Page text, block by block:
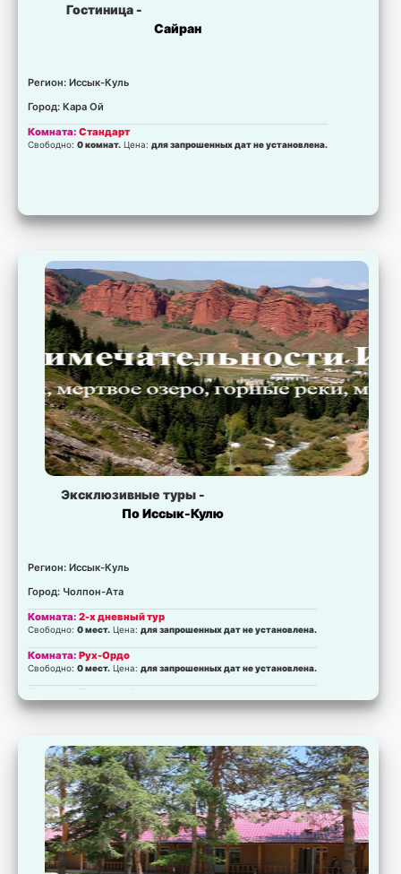
Гостиница -
Сайран
Регион: Иссык-Куль
Город: Кара Ой
Комната:Стандарт
Свободно:0 комнат. Цена:для запрошенных дат не установлена.
Эксклюзивные туры -
По Иссык-Кулю
Регион: Иссык-Куль
Город: Чолпон-Ата
Комната:2-х дневный тур
Свободно:0 мест. Цена:для запрошенных дат не установлена.
Комната:Рух-Ордо
Свободно:0 мест. Цена:для запрошенных дат не установлена.
Комната: Петроглифы
Комната:Ущелье Джеты-Огуз
Свободно:0 мест.Цена:для запрошенных дат не установлена.
Комната:Экскурсия 2 в 1
Свободно:0 мест.Цена:для запрошенных дат не установлена.
Комната:Экскурсии по субботам
Свободно: 0 мест.Цена: для запрошенных дат не установлена.